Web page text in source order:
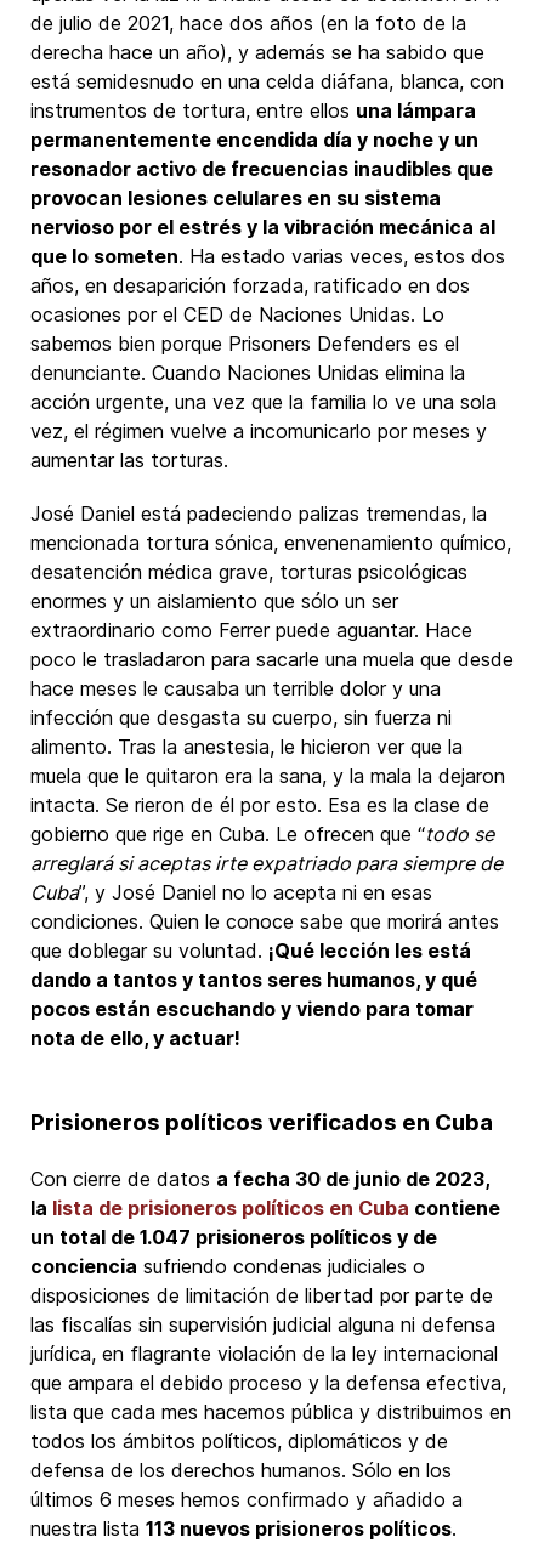
de julio de 2021, hace dos años (en la foto de la
derecha hace un año), y además se ha sabido que
está semidesnudo en una celda diáfana, blanca, con
instrumentos de tortura, entre ellos una lámpara
permanentemente encendida día y noche y un
resonador activo de frecuencias inaudibles que
provocan lesiones celulares en su sistema
nervioso por el estrés y la vibración mecánica al
que lo someten. Ha estado varias veces, estos dos
años, en desaparición forzada, ratificado en dos
ocasiones por el CED de Naciones Unidas. Lo
sabemos bien porque Prisoners Defenders es el
denunciante. Cuando Naciones Unidas elimina la
acción urgente, una vez que la familia lo ve una sola
vez, el régimen vuelve a incomunicarlo por meses y
aumentar las torturas.
José Daniel está padeciendo palizas tremendas, la
mencionada tortura sónica, envenenamiento químico,
desatención médica grave, torturas psicológicas
enormes y un aislamiento que sólo un ser
extraordinario como Ferrer puede aguantar. Hace
poco le trasladaron para sacarle una muela que desde
hace meses le causaba un terrible dolor y una
infección que desgasta su cuerpo, sin fuerza ni
alimento. Tras la anestesia, le hicieron ver que la
muela que le quitaron era la sana, y la mala la dejaron
intacta. Se rieron de él por esto. Esa es la clase de
gobierno que rige en Cuba. Le ofrecen que “todo se
arreglará si aceptas irte expatriado para siempre de
Cuba”, y José Daniel no lo acepta ni en esas
condiciones. Quien le conoce sabe que morirá antes
que doblegar su voluntad. ¡Qué lección les está
dando a tantos y tantos seres humanos, y qué
pocos están escuchando y viendo para tomar
nota de ello, y actuar!
Prisioneros políticos verificados en Cuba
Con cierre de datos a fecha 30 de junio de 2023,
la lista de prisioneros políticos en Cuba contiene
un total de 1.047 prisioneros políticos y de
conciencia sufriendo condenas judiciales o
disposiciones de limitación de libertad por parte de
las fiscalías sin supervisión judicial alguna ni defensa
jurídica, en flagrante violación de la ley internacional
que ampara el debido proceso y la defensa efectiva,
lista que cada mes hacemos pública y distribuimos en
todos los ámbitos políticos, diplomáticos y de
defensa de los derechos humanos. Sólo en los
últimos 6 meses hemos confirmado y añadido a
nuestra lista 113 nuevos prisioneros políticos.